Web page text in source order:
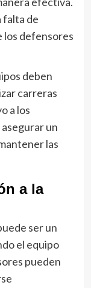
falta de
los defensores
deben
carreras
a los
un
las
a la
ser un
el equipo
pueden